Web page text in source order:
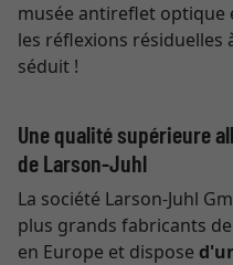
musée antireflet optique
les réflexions résiduelles
séduit !
Une qualité supérieure
de Larson-Juhl
La société Larson-Juhl
plus grands fabricants
en Europe et dispose